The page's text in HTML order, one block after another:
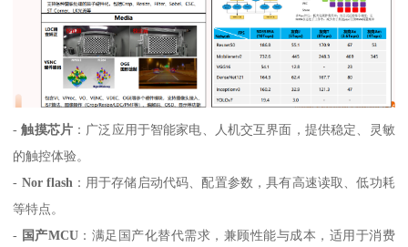
-触摸芯片 ：广泛应用于智能家电、人机交互界面，提供稳定、灵敏
的触控体验。
- Nor flash ：用于存储启动代码、配置参数，具有高速读取、低功耗
等特点。
- 国产MCU：满足国产化替代需求，兼顾性能与成本，适用于消费